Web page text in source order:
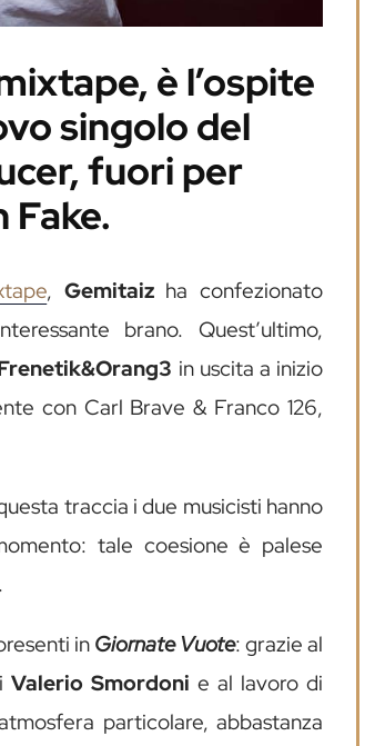
è l’ospite
singolo del
fuori per
Fake.
, Gemitaiz ha confezionato
brano. Quest’ultimo,
in uscita a inizio
con Carl Brave & Franco 126,
traccia i due musicisti hanno
tale coesione è palese
in GiornateVuote: grazie al
Valerio Smordoni e al lavoro di
particolare, abbastanza